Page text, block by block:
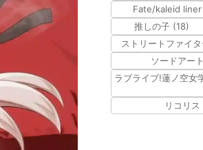
Fate/kaleid
推しの子 (18)
ストリートファイ
ソードアー
ラブライブ!蓮ノ空女
リコリ